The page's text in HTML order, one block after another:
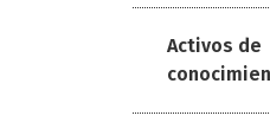
Activos de